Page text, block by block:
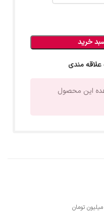
خرید
علاقه مندی
این محصول